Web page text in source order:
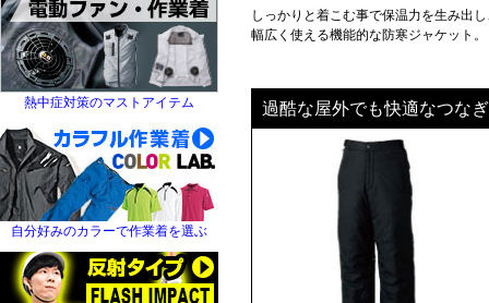
しっかりと着こむ事で保温力を生み出
幅広く使える機能的な防寒ジャケット。
過酷な屋外でも快適なつなぎ
ユニフォーム
つなぎ
ユニフォーム
名入れ
熱中症対策のマストアイテム
自分好みのカラーで作業着を選ぶ